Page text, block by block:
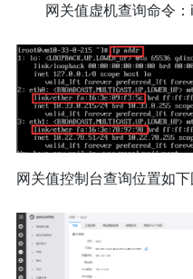
网关值虚机查询命令
网关值控制台查询位置如下